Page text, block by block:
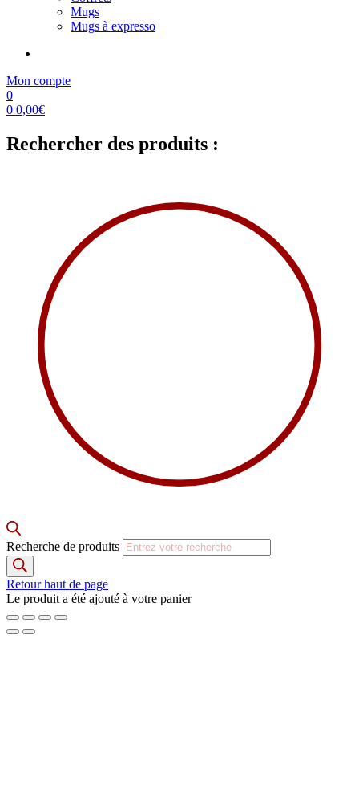
Mugs
Mugs à expresso
Mon compte
0
0 0,00€
Rechercher des produits :
Recherche de produits
Retour haut de page
Le produit a été ajouté à votre panier